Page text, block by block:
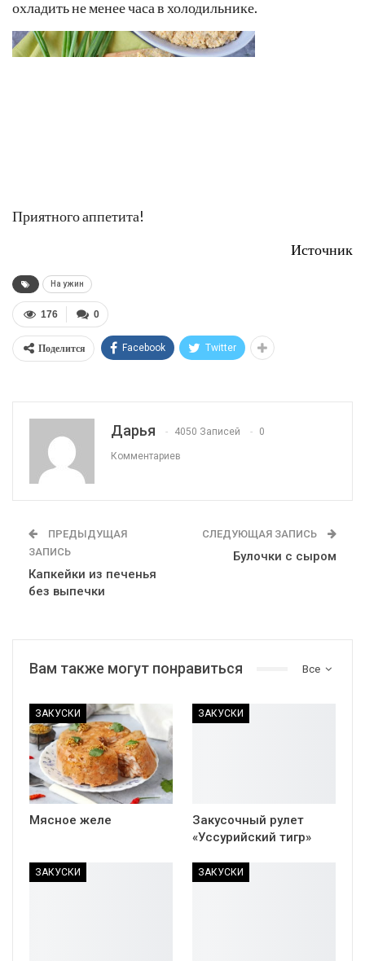
охладить не менее часа в холодильнике.
Приятного аппетита!
Источник
На ужин
0
176
Поделится Facebook Twitter
Дарья 4050 Записей 0
Комментариев
ПРЕДЫДУЩАЯ
ЗАПИСЬ
Капкейки из печенья
без выпечки
СЛЕДУЮЩАЯ ЗАПИСЬ
Булочки с сыром
Все
Вам также могут понравиться
ЗАКУСКИ
Мясное желе
ЗАКУСКИ
Закусочный рулет
«Уссурийский тигр»
ЗАКУСКИ ЗАКУСКИ